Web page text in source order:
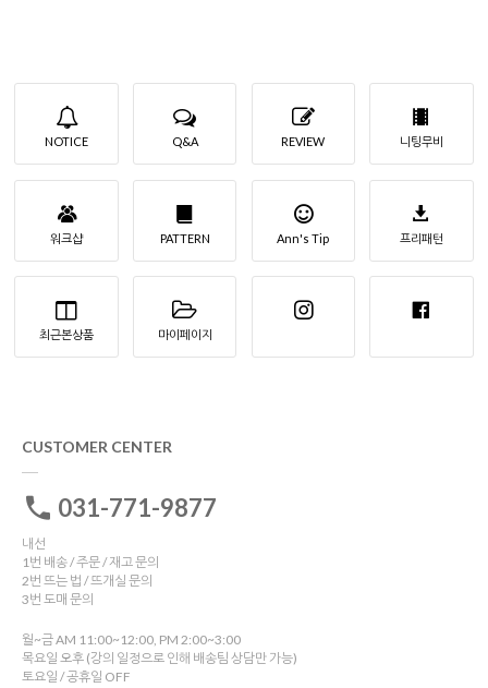
NOTICE Q&A REVIEW 니팅무비
워크샵 PATTERN Ann's Tip 프리패턴
최근본상품 마이페이지
CUSTOMER CENTER
031-771-9877
내선
1번 배송 / 주문 / 재고 문의
2번 뜨는 법 / 뜨개실 문의
3번 도매 문의
월~금 AM 11:00~12:00, PM 2:00~3:00
목요일 오후 (강의 일정으로 인해 배송팀 상담만 가능)
토요일 / 공휴일 OFF